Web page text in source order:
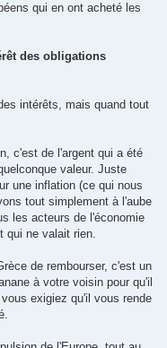
qui en ont acheté les
des obligations
intérêts, mais quand tout
c'est de l'argent qui a été
valeur. Juste
une inflation (ce qui nous
tout simplement à l'aube
les acteurs de l'économie
qui ne valait rien.
de rembourser, c'est un
à votre voisin pour qu'il
exigiez qu'il vous rende